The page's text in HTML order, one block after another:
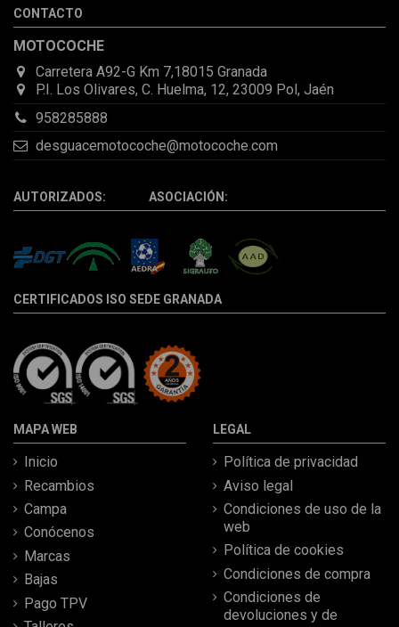
la pieza llegó correcta y bien embalada, además de llegarme 2
CONTACTO
MOTOCOCHE
Carretera A92-G Km 7,18015 Granada
P.I. Los Olivares, C. Huelma, 12, 23009 Pol, Jaén
958285888
desguacemotocoche@motocoche.com
AUTORIZADOS: ASOCIACIÓN:
CERTIFICADOS ISO SEDE GRANADA
MAPA WEB
Inicio
Recambios
Campa
Conócenos
Marcas
Bajas
Pago TPV
LEGAL
Política de privacidad
Aviso legal
Condiciones de uso de la
web
Política de cookies
Condiciones de compra
Condiciones de
devoluciones y de